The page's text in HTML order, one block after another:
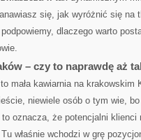
się, jak wyróżnić się na
dlaczego warto
– czy to naprawdę aż
mała kawiarnia na krakowskim
niewiele osób o tym wie,
oznacza, że potencjalni klienci
właśnie wchodzi w grę